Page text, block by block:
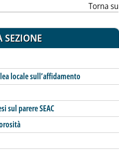
Torna su
SEZIONE
locale sull’affidamento
sul parere SEAC